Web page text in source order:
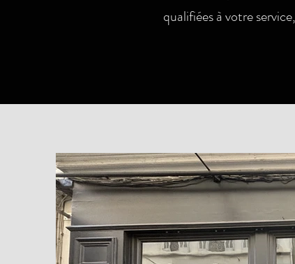
qualifiées à votre